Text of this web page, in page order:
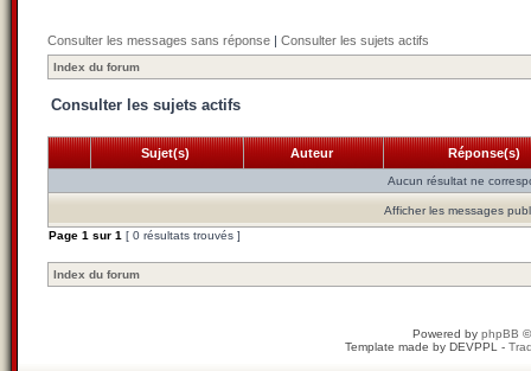
Consulter les messages sans réponse | Consulter les sujets actifs
Index du forum
Consulter les sujets actifs
Sujet(s) Auteur Réponse(s)
Aucun résultat ne
Afficher les messages
Page 1 sur 1 [ 0 résultats trouvés ]
Index du forum
Powered by phpBB
Template made by DEVPPL -